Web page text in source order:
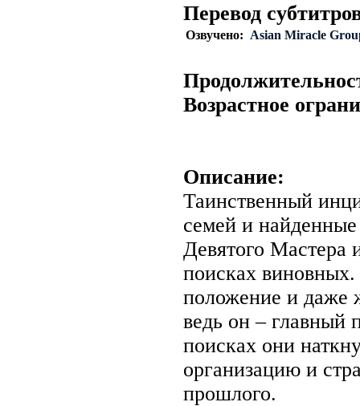
Перевод
Озвучено: Asian Miracle
Возрастное
Описание:
Таинственный
семей и
Девятого Мастера
поисках
положение и даже
ведь он – главный
поисках они
организацию и
прошлого.